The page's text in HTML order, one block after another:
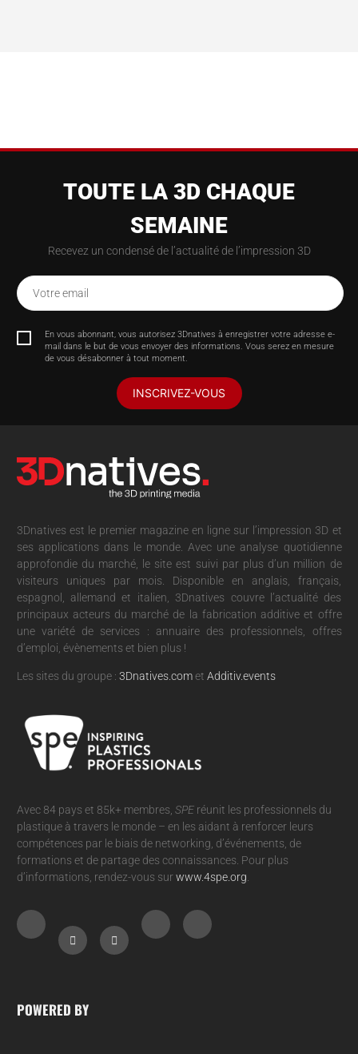
TOUTE LA 3D CHAQUE
SEMAINE
Recevez un condensé de l’actualité de l’impression 3D
Votre email
En vous abonnant, vous autorisez 3Dnatives à enregistrer votre adresse e-
mail dans le but de vous envoyer des informations. Vous serez en mesure
de vous désabonner à tout moment.
INSCRIVEZ-VOUS
3Dnatives est le premier magazine en ligne sur l’impression 3D et
ses applications dans le monde. Avec une analyse quotidienne
approfondie du marché, le site est suivi par plus d’un million de
visiteurs uniques par mois. Disponible en anglais, français,
espagnol, allemand et italien, 3Dnatives couvre l’actualité des
principaux acteurs du marché de la fabrication additive et offre
une variété de services : annuaire des professionnels, offres
d’emploi, évènements et bien plus !
Les sites du groupe : 3Dnatives.comet Additiv.events
Avec 84 pays et 85k+ membres, SPEréunit les professionnels du
plastique à travers le monde – en les aidant à renforcer leurs
compétences par le biais de networking, d’événements, de
formations et de partage des connaissances. Pour plus
d’informations, rendez-vous surwww.4spe.org
POWERED BY